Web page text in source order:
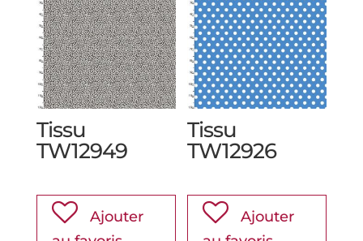
Tissu
TW12949
Ajouter
Tissu
TW12926
Ajouter